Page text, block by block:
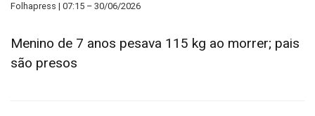
Folhapress | 07:15 – 30/06/2026
Menino de 7 anos pesava 115 kg ao morrer; pais
são presos